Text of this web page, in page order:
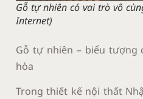
Gỗ tự nhiên có vai trò vô
Internet)
Gỗ tự nhiên – biểu tượng
hòa
Trong thiết kế nội thất